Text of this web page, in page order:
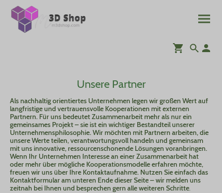
Unsere Partner
Als nachhaltig orientiertes Unternehmen legen wir großen Wert auf
langfristige und vertrauensvolle Kooperationen mit externen
Partnern. Für uns bedeutet Zusammenarbeit mehr als nur ein
gemeinsames Projekt – sie ist ein wichtiger Bestandteil unserer
Unternehmensphilosophie. Wir möchten mit Partnern arbeiten, die
unsere Werte teilen, verantwortungsvoll handeln und gemeinsam
mit uns innovative, ressourcenschonende Lösungen voranbringen.
Wenn Ihr Unternehmen Interesse an einer Zusammenarbeit hat
oder mehr über mögliche Kooperationsmodelle erfahren möchte,
freuen wir uns über Ihre Kontaktaufnahme. Nutzen Sie einfach das
Kontaktformular am unteren Ende dieser Seite – wir melden uns
zeitnah bei Ihnen und besprechen gern alle weiteren Schritte.